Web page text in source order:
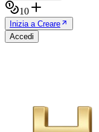
10
Inizia a Creare
Accedi